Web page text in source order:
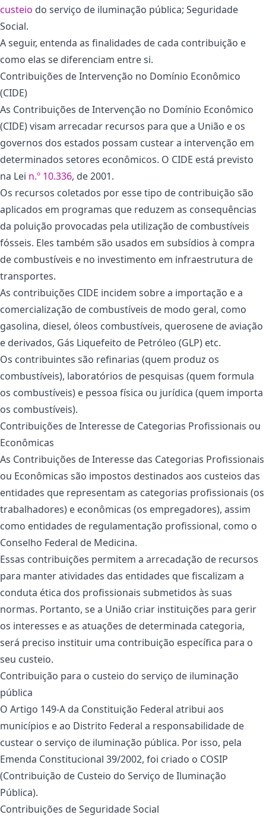
custeio do serviço de iluminação pública; Seguridade
Social.
A seguir, entenda as finalidades de cada contribuição e
como elas se diferenciam entre si.
Contribuições de Intervenção no Domínio Econômico
(CIDE)
As Contribuições de Intervenção no Domínio Econômico
(CIDE) visam arrecadar recursos para que a União e os
governos dos estados possam custear a intervenção em
determinados setores econômicos. O CIDE está previsto
na Lei n.º 10.336, de 2001.
Os recursos coletados por esse tipo de contribuição são
aplicados em programas que reduzem as consequências
da poluição provocadas pela utilização de combustíveis
fósseis. Eles também são usados em subsídios à compra
de combustíveis e no investimento em infraestrutura de
transportes.
As contribuições CIDE incidem sobre a importação e a
comercialização de combustíveis de modo geral, como
gasolina, diesel, óleos combustíveis, querosene de aviação
e derivados, Gás Liquefeito de Petróleo (GLP) etc.
Os contribuintes são refinarias (quem produz os
combustíveis), laboratórios de pesquisas (quem formula
os combustíveis) e pessoa física ou jurídica (quem importa
os combustíveis).
Contribuições de Interesse de Categorias Profissionais ou
Econômicas
As Contribuições de Interesse das Categorias Profissionais
ou Econômicas são impostos destinados aos custeios das
entidades que representam as categorias profissionais (os
trabalhadores) e econômicas (os empregadores), assim
como entidades de regulamentação profissional, como o
Conselho Federal de Medicina.
Essas contribuições permitem a arrecadação de recursos
para manter atividades das entidades que fiscalizam a
conduta ética dos profissionais submetidos às suas
normas. Portanto, se a União criar instituições para gerir
os interesses e as atuações de determinada categoria,
será preciso instituir uma contribuição específica para o
seu custeio.
Contribuição para o custeio do serviço de iluminação
pública
O Artigo 149-A da Constituição Federal atribui aos
municípios e ao Distrito Federal a responsabilidade de
custear o serviço de iluminação pública. Por isso, pela
Emenda Constitucional 39/2002, foi criado o COSIP
(Contribuição de Custeio do Serviço de Iluminação
Pública).
Contribuições de Seguridade Social